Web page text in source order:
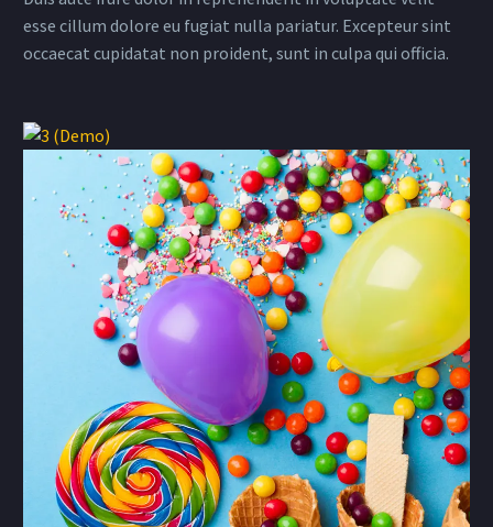
esse cillum dolore eu fugiat nulla pariatur. Excepteur sint
occaecat cupidatat non proident, sunt in culpa qui officia.